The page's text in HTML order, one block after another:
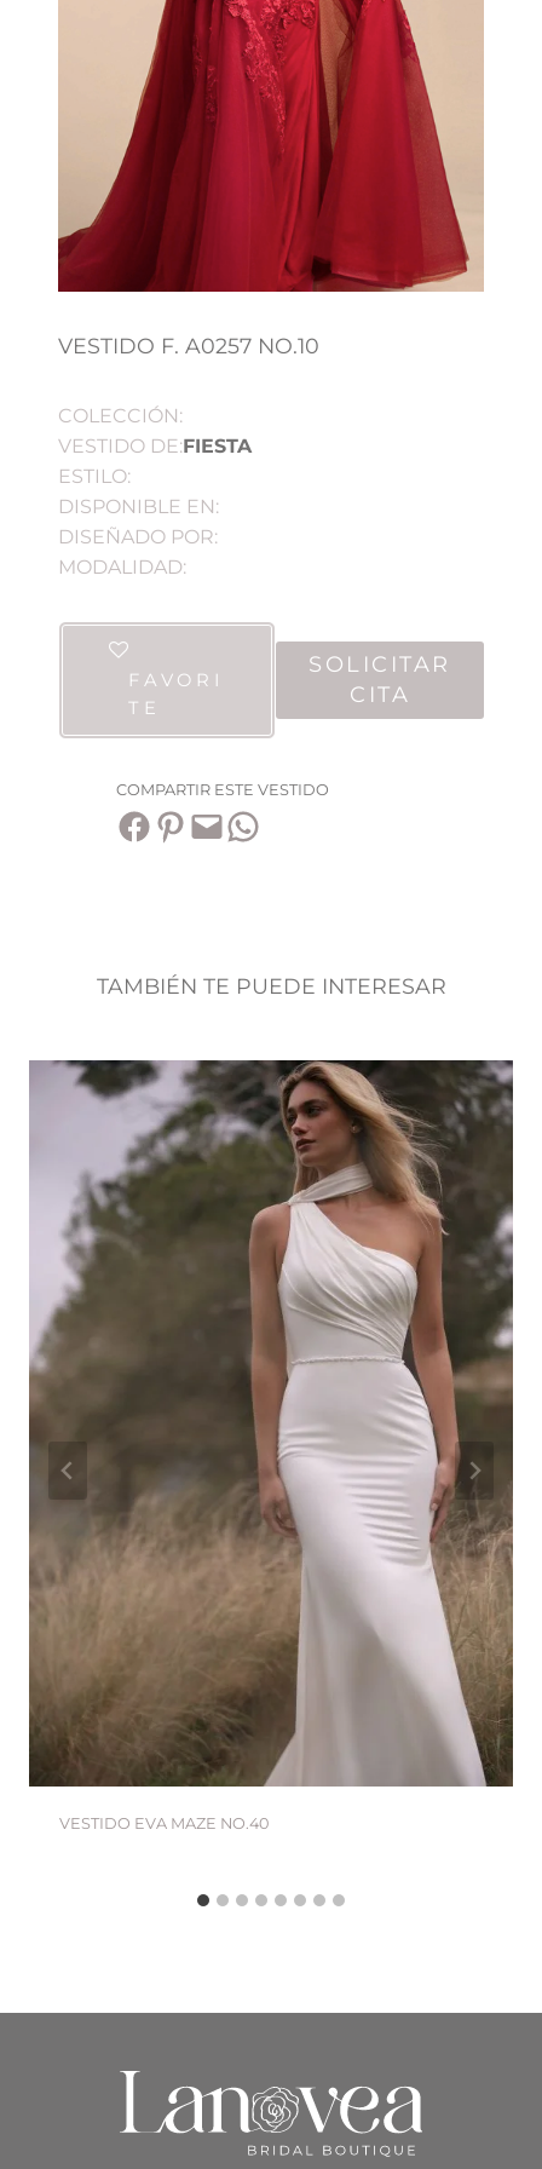
VESTIDO F. A0257 NO.10
COLECCIÓN:
VESTIDO DE:FIESTA
ESTILO:
DISPONIBLE EN:
DISEÑADO POR:
MODALIDAD:
FAVORI
TE
SOLICITAR
CITA
COMPARTIR ESTE VESTIDO
Compartir en Facebook Compartir en Pinterest Envía esta página por correo electrónico Compartir en WhatsApp
TAMBIÉN TE PUEDE INTERESAR
VESTIDO EVA MAZE NO.40